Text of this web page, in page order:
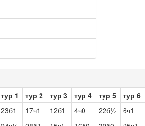
тур 1 тур 2 тур 3 тур 4 тур 5 тур 6
23б1 17ч1 12б1 4ч0 22б½ 6ч1